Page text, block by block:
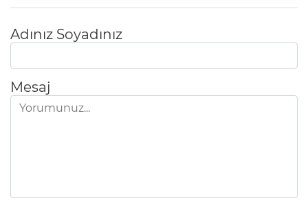
Adınız Soyadınız
Mesaj